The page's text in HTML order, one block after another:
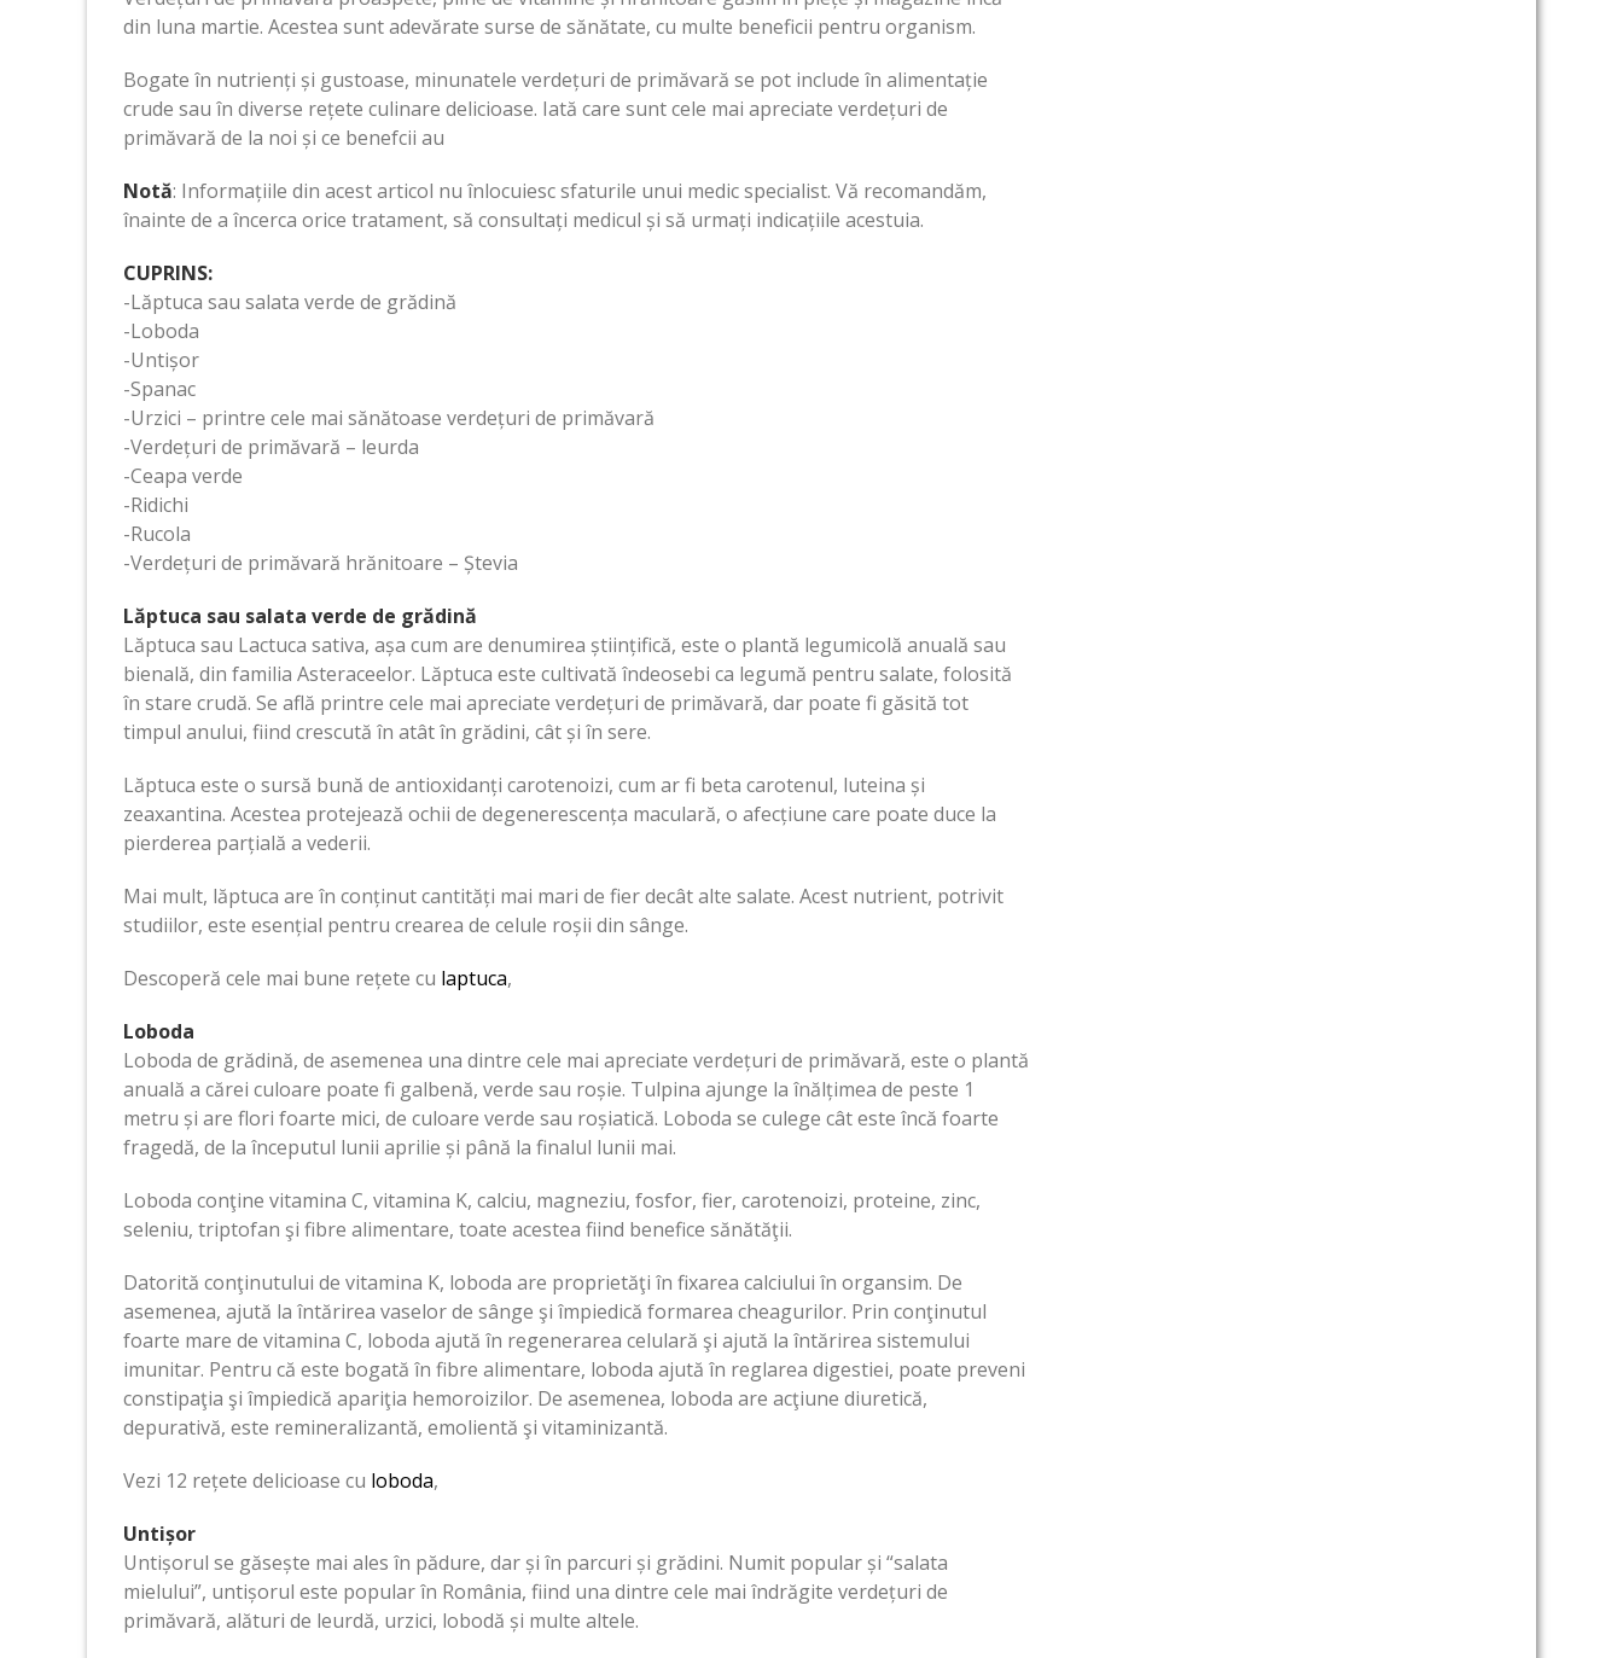
din luna martie. Acestea sunt adevărate surse de sănătate, cu multe beneficii pentru organism.
Bogate în nutrienți și gustoase, minunatele verdețuri de primăvară se pot include în alimentație
crude sau în diverse rețete culinare delicioase. Iată care sunt cele mai apreciate verdețuri de
primăvară de la noi și ce benefcii au
Notă: Informațiile din acest articol nu înlocuiesc sfaturile unui medic specialist. Vă recomandăm,
înainte de a încerca orice tratament, să consultați medicul și să urmați indicațiile acestuia.
CUPRINS:
-Lăptuca sau salata verde de grădină
-Loboda
-Untișor
-Spanac
-Urzici – printre cele mai sănătoase verdețuri de primăvară
-Verdețuri de primăvară – leurda
-Ceapa verde
-Ridichi
-Rucola
-Verdețuri de primăvară hrănitoare – Ștevia
Lăptuca sau salata verde de grădină
Lăptuca sau Lactuca sativa, așa cum are denumirea științifică, este o plantă legumicolă anuală sau
bienală, din familia Asteraceelor. Lăptuca este cultivată îndeosebi ca legumă pentru salate, folosită
în stare crudă. Se află printre cele mai apreciate verdețuri de primăvară, dar poate fi găsită tot
timpul anului, fiind crescută în atât în grădini, cât și în sere.
Lăptuca este o sursă bună de antioxidanți carotenoizi, cum ar fi beta carotenul, luteina și
zeaxantina. Acestea protejează ochii de degenerescența maculară, o afecțiune care poate duce la
pierderea parțială a vederii.
Mai mult, lăptuca are în conținut cantități mai mari de fier decât alte salate. Acest nutrient, potrivit
studiilor, este esențial pentru crearea de celule roșii din sânge.
Descoperă cele mai bune rețete cu laptuca,
Loboda
Loboda de grădină, de asemenea una dintre cele mai apreciate verdețuri de primăvară, este o plantă
anuală a cărei culoare poate fi galbenă, verde sau roșie. Tulpina ajunge la înălțimea de peste 1
metru și are flori foarte mici, de culoare verde sau roșiatică. Loboda se culege cât este încă foarte
fragedă, de la începutul lunii aprilie și până la finalul lunii mai.
Loboda conţine vitamina C, vitamina K, calciu, magneziu, fosfor, fier, carotenoizi, proteine, zinc,
seleniu, triptofan şi fibre alimentare, toate acestea fiind benefice sănătăţii.
Datorită conţinutului de vitamina K, loboda are proprietăţi în fixarea calciului în organsim. De
asemenea, ajută la întărirea vaselor de sânge şi împiedică formarea cheagurilor. Prin conţinutul
foarte mare de vitamina C, loboda ajută în regenerarea celulară şi ajută la întărirea sistemului
imunitar. Pentru că este bogată în fibre alimentare, loboda ajută în reglarea digestiei, poate preveni
constipaţia şi împiedică apariţia hemoroizilor. De asemenea, loboda are acţiune diuretică,
depurativă, este remineralizantă, emolientă şi vitaminizantă.
Vezi 12 rețete delicioase cu loboda,
Untișor
Untișorul se găsește mai ales în pădure, dar și în parcuri și grădini. Numit popular și “salata
mielului”, untișorul este popular în România, fiind una dintre cele mai îndrăgite verdețuri de
primăvară, alături de leurdă, urzici, lobodă și multe altele.